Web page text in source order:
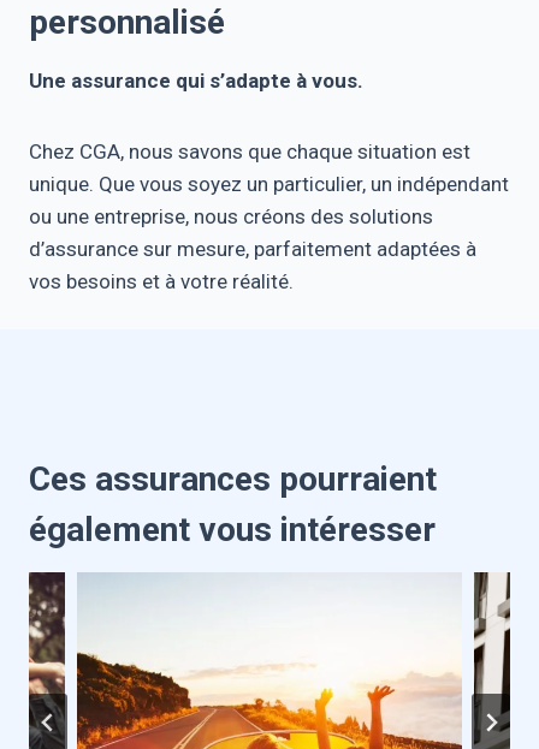
personnalisé
Une assurance qui s’adapte à vous.
Chez CGA, nous savons que chaque situation est
unique. Que vous soyez un particulier, un indépendant
ou une entreprise, nous créons des solutions
d’assurance sur mesure, parfaitement adaptées à
vos besoins et à votre réalité.
Ces assurances pourraient
également vous intéresser